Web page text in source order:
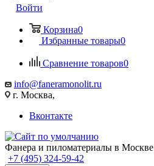
Войти
Корзина0
Избранные товары0
Сравнение товаров0
info@faneramonolit.ru
г. Москва,
Вконтакте
Фанера и пиломатериалы в Москве
+7 (495) 324-59-42